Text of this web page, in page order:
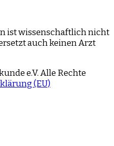
ist wissenschaftlich nicht
auch keinen Arzt
e.V. Alle Rechte
(EU)